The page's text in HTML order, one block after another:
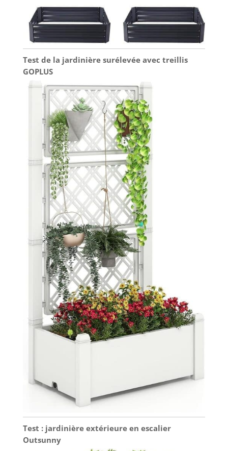
Test de la jardinière surélevée avec treillis
GOPLUS
Test : jardinière extérieure en escalier
Outsunny